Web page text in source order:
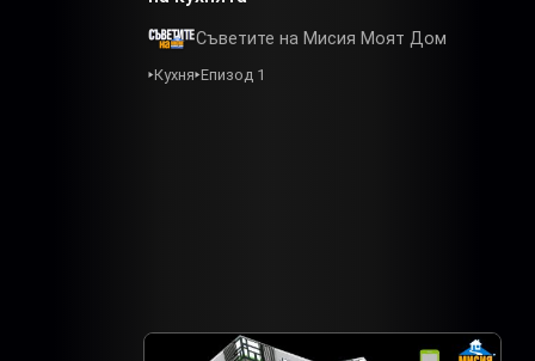
Съветите на Мисия Моят Дом
Кухня Епизод 1